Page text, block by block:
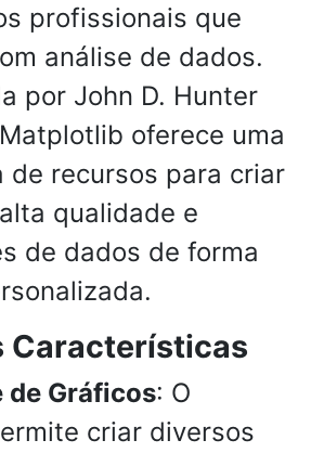
profissionais que
análise de dados.
por John D. Hunter
oferece uma
de recursos para criar
qualidade e
de dados de forma
Características
de Gráficos: O
criar diversos